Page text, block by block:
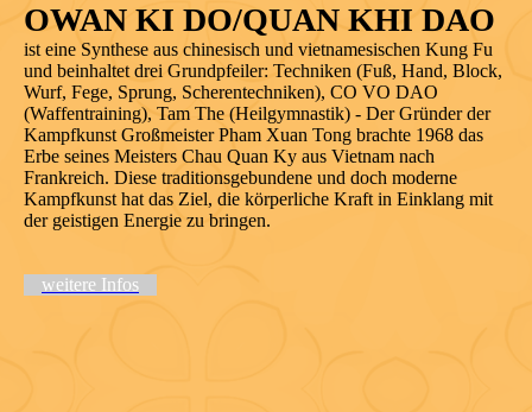
OWAN KI DO/QUAN KHI DAO
ist eine Synthese aus chinesisch und vietnamesischen Kung Fu
und beinhaltet drei Grundpfeiler: Techniken (Fuß, Hand, Block,
Wurf, Fege, Sprung, Scherentechniken), CO VO DAO
(Waffentraining), Tam The (Heilgymnastik) - Der Gründer der
Kampfkunst Großmeister Pham Xuan Tong brachte 1968 das
Erbe seines Meisters Chau Quan Ky aus Vietnam nach
Frankreich. Diese traditionsgebundene und doch moderne
Kampfkunst hat das Ziel, die körperliche Kraft in Einklang mit
der geistigen Energie zu bringen.
weitere Infos